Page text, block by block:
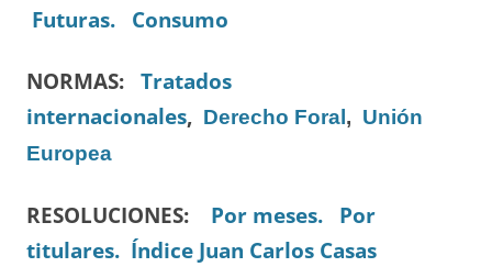
Futuras.
Consumo
NORMAS: Tratados
internacionales, Derecho Foral , Unión
Europea
RESOLUCIONES: Por meses.
Por
titulares. Índice Juan Carlos Casas